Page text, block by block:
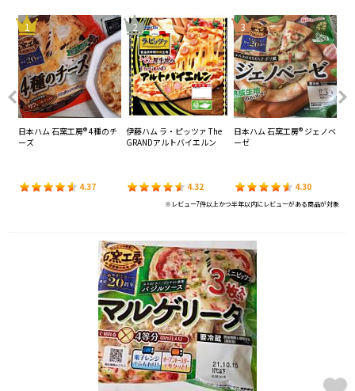
1
日本ハム 石窯工房® 4種のチ
ーズ
4.37
2
伊藤ハム ラ・ピッツァ The
GRANDアルトバイエルン
4.32
3
日本ハム 石窯工房® ジェノベ
ーゼ
4.30
※レビュー7件以上かつ半年以内にレビューがある商品が対象